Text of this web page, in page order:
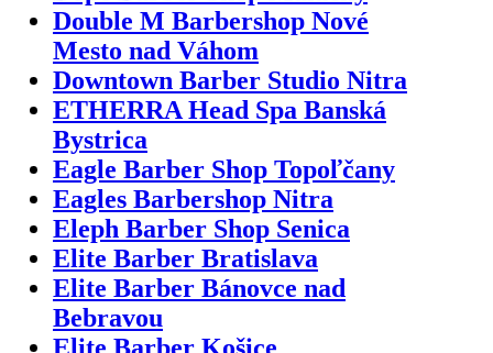
Double M Barbershop Nové
Mesto nad Váhom
Downtown Barber Studio Nitra
ETHERRA Head Spa Banská
Bystrica
Eagle Barber Shop Topoľčany
Eagles Barbershop Nitra
Eleph Barber Shop Senica
Elite Barber Bratislava
Elite Barber Bánovce nad
Bebravou